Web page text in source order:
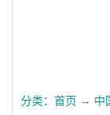
分类： 首页 → 中